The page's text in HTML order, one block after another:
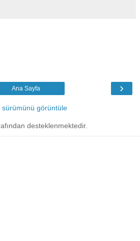
›
Ana Sayfa
sürümünü görüntüle
desteklenmektedir.